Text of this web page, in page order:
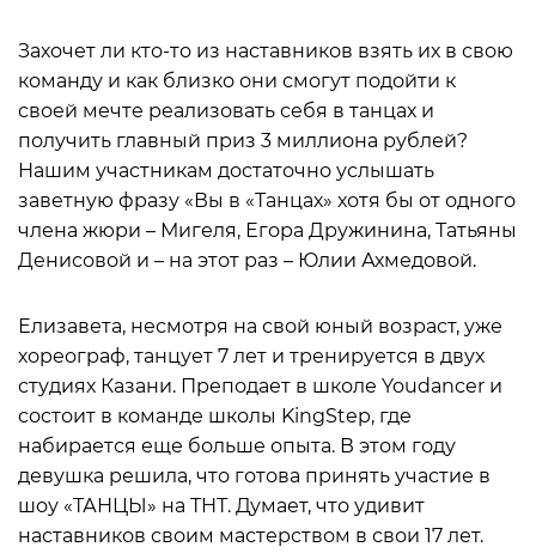
Захочет ли кто-то из наставников взять их в свою
команду и как близко они смогут подойти к
своей мечте реализовать себя в танцах и
получить главный приз 3 миллиона рублей?
Нашим участникам достаточно услышать
заветную фразу «Вы в «Танцах» хотя бы от одного
члена жюри – Мигеля, Егора Дружинина, Татьяны
Денисовой и – на этот раз – Юлии Ахмедовой.
Елизавета, несмотря на свой юный возраст, уже
хореограф, танцует 7 лет и тренируется в двух
студиях Казани. Преподает в школе Youdancer и
состоит в команде школы KingStep, где
набирается еще больше опыта. В этом году
девушка решила, что готова принять участие в
шоу «ТАНЦЫ» на ТНТ. Думает, что удивит
наставников своим мастерством в свои 17 лет.